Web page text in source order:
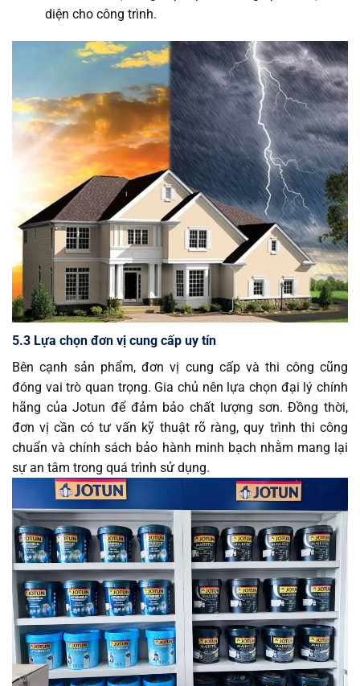
diện cho công trình.
5.3 Lựa chọn đơn vị cung cấp uy tín
Bên cạnh sản phẩm, đơn vị cung cấp và thi công cũng
đóng vai trò quan trọng. Gia chủ nên lựa chọn đại lý chính
hãng của Jotun để đảm bảo chất lượng sơn. Đồng thời,
đơn vị cần có tư vấn kỹ thuật rõ ràng, quy trình thi công
chuẩn và chính sách bảo hành minh bạch nhằm mang lại
sự an tâm trong quá trình sử dụng.